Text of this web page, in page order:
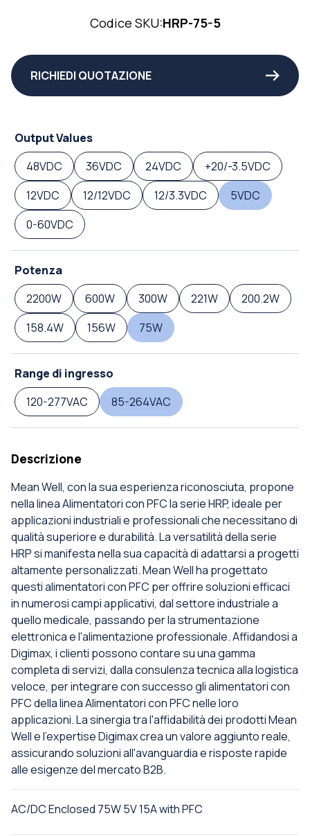
Codice SKU:HRP-75-5
RICHIEDI QUOTAZIONE
Output Values
48VDC
36VDC 24VDC
+20/-3.5VDC
12VDC
12/12VDC 12/3.3VDC
5VDC
0-60VDC
Potenza
2200W
600W 300W 221W
200.2W
158.4W
156W 75W
Range di ingresso
120-277VAC
85-264VAC
Descrizione
Mean Well, con la sua esperienza riconosciuta, propone
nella linea Alimentatori con PFC la serie HRP, ideale per
applicazioni industriali e professionali che necessitano di
qualità superiore e durabilità. La versatilità della serie
HRP si manifesta nella sua capacità di adattarsi a progetti
altamente personalizzati. Mean Well ha progettato
questi alimentatori con PFC per offrire soluzioni efficaci
in numerosi campi applicativi, dal settore industriale a
quello medicale, passando per la strumentazione
elettronica e l'alimentazione professionale. Affidandosi a
Digimax, i clienti possono contare su una gamma
completa di servizi, dalla consulenza tecnica alla logistica
veloce, per integrare con successo gli alimentatori con
PFC della linea Alimentatori con PFC nelle loro
applicazioni. La sinergia tra l'affidabilità dei prodotti Mean
Well e l'expertise Digimax crea un valore aggiunto reale,
assicurando soluzioni all'avanguardia e risposte rapide
alle esigenze del mercato B2B.
AC/DC Enclosed 75W 5V 15A with PFC